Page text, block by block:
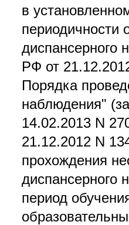
в
периодичности
диспансерного
РФ от
Порядка
наблюдения"
14.02.2013 N
21.12.2012 N
прохождения
диспансерного
период